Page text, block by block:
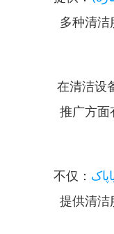
多种清洁
：在清洁
推广方面
：不仅
提供清洁